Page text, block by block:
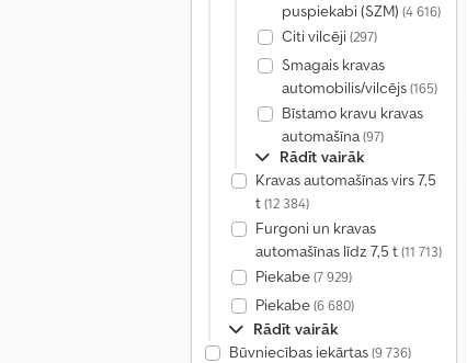
puspiekabi (SZM) (4 616)
Citi vilcēji(297)
Smagais kravas
automobilis/vilcējs(165)
Bīstamo kravu kravas
automašīna(97)
Rādīt vairāk
Kravas automašīnas virs 7,5
t(12 384)
Furgoni un kravas
automašīnas līdz 7,5 t(11 713)
Piekabe(7 929)
Piekabe(6 680)
Rādīt vairāk
Būvniecības iekārtas(9 736)